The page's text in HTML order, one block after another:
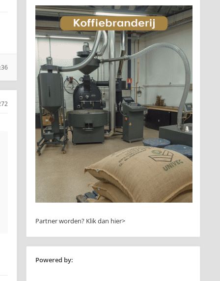
Partner worden? Klik dan hier>
Powered by: